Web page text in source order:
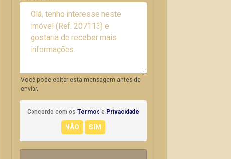
Você pode editar esta mensagem antes de
enviar.
Concordo com os Termos e Privacidade